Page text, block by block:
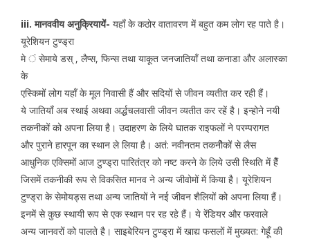
iii. मानववीय अनुक्रियायें- यहाँ के कठोर वातावरण में बहुत कम लोग रह पाते है।
यूरेशियन टुण्ड्रा
मे ं सेमाये डस् , लैप्स, फिन्स तथा याकूत जनजातियाँ तथा कनाडा और अलास्का
के
एस्किमों लोग यहाँ के मूल निवासी हैं और सदियों से जीवन व्यतीत कर रही हैं।
ये जातियाँ अब स्थाई अथवा अर्द्धचलवासी जीवन व्यतीत कर रहें है। इन्होने नयी
तकनीकों को अपना लिया है। उदाहरण के लिये घातक राइफलों ने परम्परागत
और पुराने हारपून का स्थान ले लिया है। अतं: नवीनतम तकनीेकों से लैस
आधुनिक एक्सिमों आज टुण्ड्रा पारितंत्र को नष्ट करने के लिये उसी स्थिति में हेैं
जिसमें तकनीकी रूप से विकसित मानव ने अन्य जीवोमों में किया है। यूरेशियन
टुण्ड्रा के सेमोयड्स तथा अन्य जातियों ने नई जीवन शैलियों को अपना लिया हैं।
इनमें से कुछ स्थायी रूप से एक स्थान पर रह रहे हैं। ये रेंडियर और फरवाले
अन्य जानवरों को पालते है। साइबेरियन टुण्ड्रा में खाद्य फसलों में मुख्यत: गेहूँ की